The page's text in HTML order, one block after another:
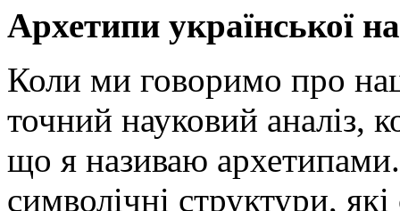
Архетипи української
Коли ми говоримо про
точний науковий аналіз,
що я називаю
символічні структури, які